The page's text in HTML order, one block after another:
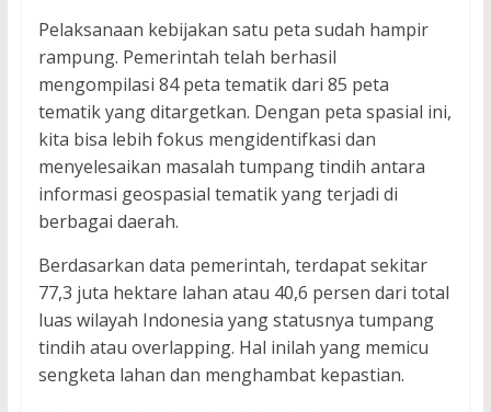
Pelaksanaan kebijakan satu peta sudah hampir
rampung. Pemerintah telah berhasil
mengompilasi 84 peta tematik dari 85 peta
tematik yang ditargetkan. Dengan peta spasial ini,
kita bisa lebih fokus mengidentifkasi dan
menyelesaikan masalah tumpang tindih antara
informasi geospasial tematik yang terjadi di
berbagai daerah.
Berdasarkan data pemerintah, terdapat sekitar
77,3 juta hektare lahan atau 40,6 persen dari total
luas wilayah Indonesia yang statusnya tumpang
tindih atau overlapping. Hal inilah yang memicu
sengketa lahan dan menghambat kepastian.